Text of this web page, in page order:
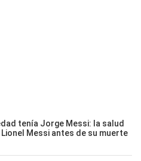
tenía Jorge Messi: la salud
Messi antes de su muerte